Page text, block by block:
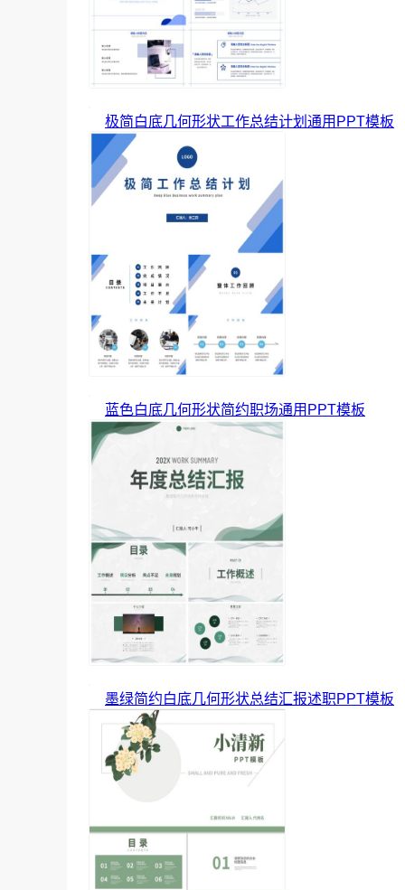
极简白底几何形状工作总结计划通用PPT模板
蓝色白底几何形状简约职场通用PPT模板
墨绿简约白底几何形状总结汇报述职PPT模板